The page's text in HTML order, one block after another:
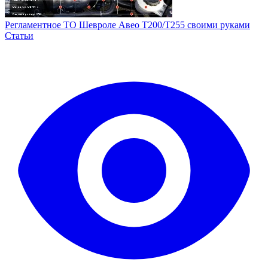
Регламентное ТО Шевроле Авео Т200/Т255 своими руками
Статьи